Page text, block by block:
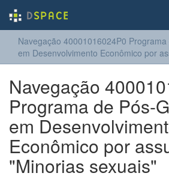
Navegação 40001016024P0
em Desenvolvimento Econômico por
Navegação
Programa de Pós-
em
Econômico por
"Minorias sexuais"